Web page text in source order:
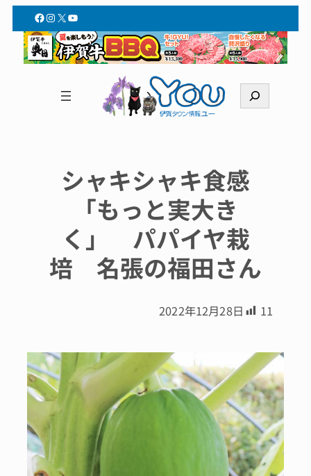
Facebook
Instagram
X YouTube
索
シャキシャキ食感
「もっと実大き
く」 パパイヤ栽
培 名張の福田さん
2022年12月28日 11